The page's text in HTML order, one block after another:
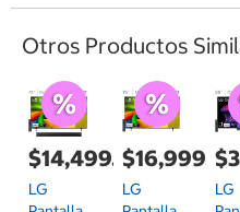
Otros Productos
$14,499.00
LG
$16,999.00
LG
LG